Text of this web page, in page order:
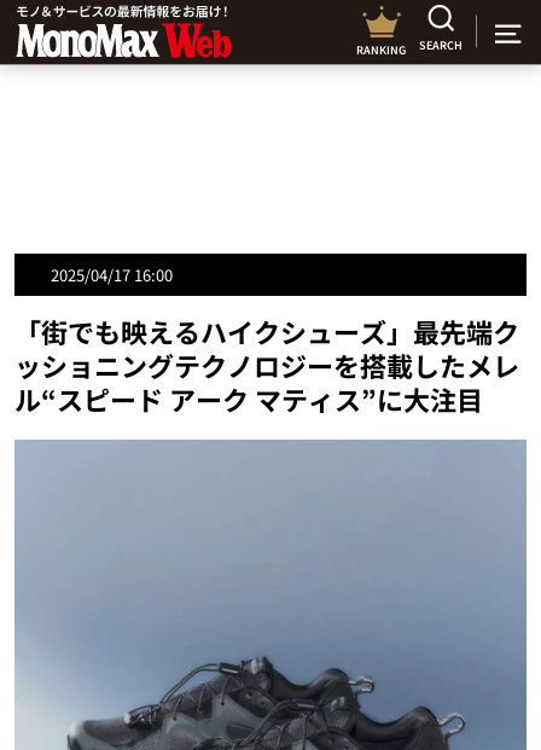
RANKING SEARCH
2025/04/17 16:00
「街でも映えるハイクシューズ」最先端ク
ッショニングテクノロジーを搭載したメレ
ル“スピード アーク マティス”に大注目